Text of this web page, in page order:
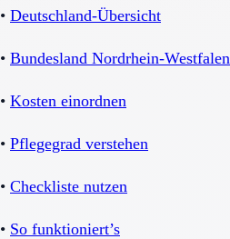
• Deutschland-Übersicht
• Bundesland Nordrhein-Westfalen
• Kosten einordnen
• Pflegegrad verstehen
• Checkliste nutzen
• So funktioniert’s